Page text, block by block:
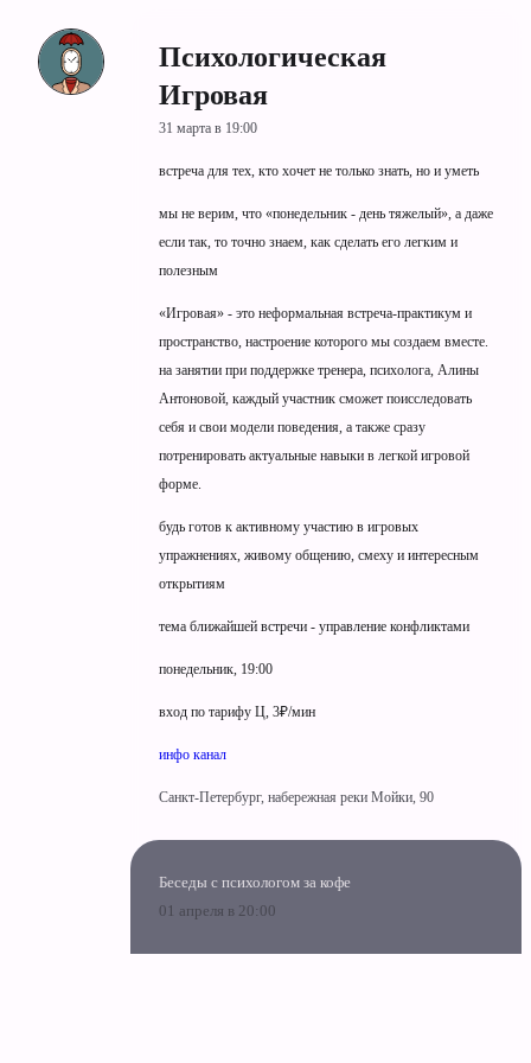
Психологическая
Игровая
31 марта в 19:00
встреча для тех, кто хочет не только знать, но и уметь
мы не верим, что «понедельник - день тяжелый», а даже
если так, то точно знаем, как сделать его легким и
полезным
«Игровая» - это неформальная встреча-практикум и
пространство, настроение которого мы создаем вместе.
на занятии при поддержке тренера, психолога, Алины
Антоновой, каждый участник сможет поисследовать
себя и свои модели поведения, а также сразу
потренировать актуальные навыки в легкой игровой
форме.
будь готов к активному участию в игровых
упражнениях, живому общению, смеху и интересным
открытиям
тема ближайшей встречи - управление конфликтами
понедельник, 19:00
вход по тарифу Ц, 3₽/мин
инфо канал
Санкт-Петербург, набережная реки Мойки, 90
Беседы с психологом за кофе
01 апреля в 20:00